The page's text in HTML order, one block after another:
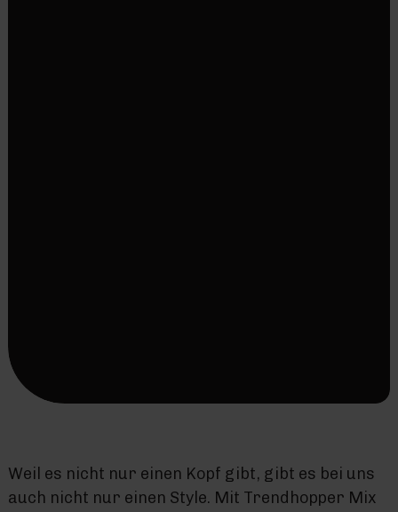
Weil es nicht nur einen Kopf gibt, gibt es bei uns
auch nicht nur einen Style. Mit Trendhopper Mix